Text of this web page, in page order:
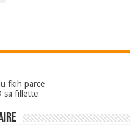
fkih parce
fillette